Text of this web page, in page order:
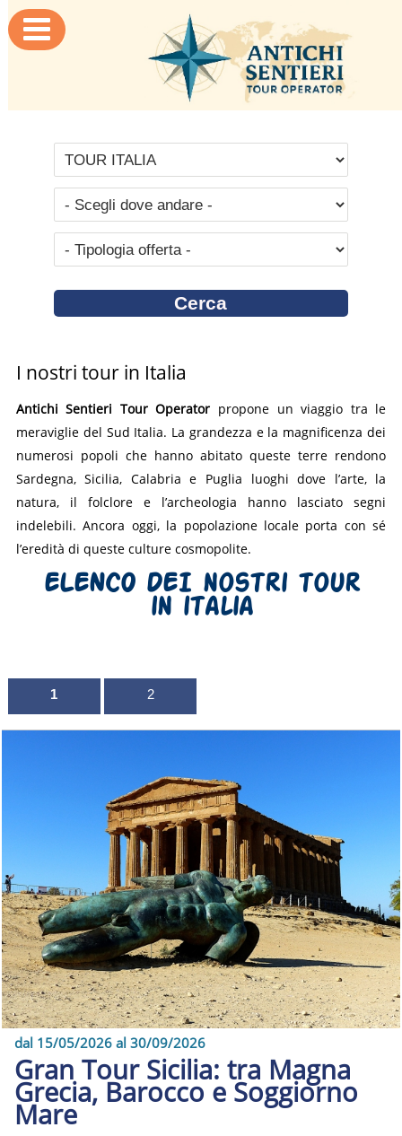

I nostri tour in Italia
Antichi Sentieri Tour Operator propone un viaggio tra le
meraviglie del Sud Italia. La grandezza e la magnificenza dei
numerosi popoli che hanno abitato queste terre rendono
Sardegna, Sicilia, Calabria e Puglia luoghi dove l’arte, la
natura, il folclore e l’archeologia hanno lasciato segni
indelebili. Ancora oggi, la popolazione locale porta con sé
l’eredità di queste culture cosmopolite.
ELENCO DEI nostri tour
in italia
1 2
dal 15/05/2026 al 30/09/2026
Gran Tour Sicilia: tra Magna
Grecia, Barocco e Soggiorno
Mare